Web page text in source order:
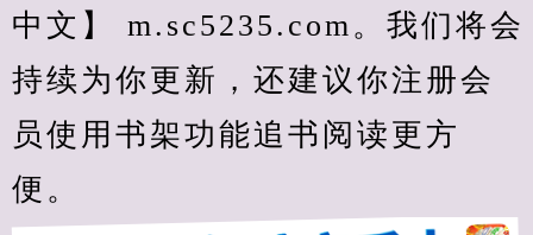
中文】 m.sc5235.com。我们将会
持续为你更新，还建议你注册会
员使用书架功能追书阅读更方
便。